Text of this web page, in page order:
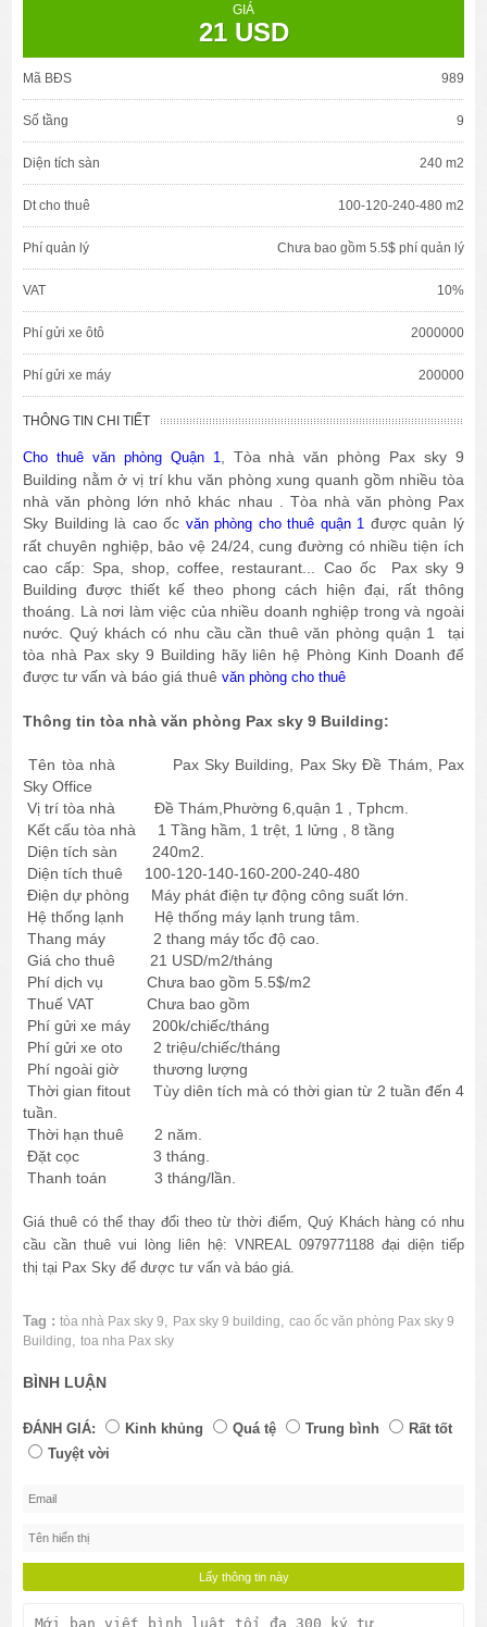
GIÁ
21 USD
Mã BĐS 989
Số tầng 9
Diện tích sàn 240 m2
Dt cho thuê 100-120-240-480 m2
Phí quản lý Chưa bao gồm 5.5$ phí quản lý
VAT 10%
Phí gửi xe ôtô 2000000
Phí gửi xe máy 200000
THÔNG TIN CHI TIẾT
Cho thuê văn phòng Quận 1
, Tòa nhà văn phòng Pax sky 9
Building nằm ở vị trí khu văn phòng xung quanh gồm nhiều tòa
nhà văn phòng lớn nhỏ khác nhau . Tòa nhà văn phòng Pax
Sky Building là cao ốc văn phòng cho thuê quận 1 được quản lý
rất chuyên nghiệp, bảo vệ 24/24, cung đường có nhiều tiện ích
cao cấp: Spa, shop, coffee, restaurant... Cao ốc Pax sky 9
Building được thiết kế theo phong cách hiện đại, rất thông
thoáng. Là nơi làm việc của nhiều doanh nghiệp trong và ngoài
nước. Quý khách có nhu cầu cần thuê văn phòng quận 1 tại
tòa nhà Pax sky 9 Building hãy liên hệ Phòng Kinh Doanh để
được tư vấn và báo giá thuêvăn phòng cho thuê
Thông tin tòa nhà văn phòng Pax sky 9 Building:
Tên tòa nhà Pax Sky Building, Pax Sky Đề Thám, Pax
Sky Office
Vị trí tòa nhà Đề Thám,Phường 6,quận 1 , Tphcm.
Kết cấu tòa nhà 1 Tầng hầm, 1 trệt, 1 lửng , 8 tầng
Diện tích sàn 240m2.
Diện tích thuê 100-120-140-160-200-240-480
Điện dự phòng Máy phát điện tự động công suất lớn.
Hệ thống lạnh Hệ thống máy lạnh trung tâm.
Thang máy 2 thang máy tốc độ cao.
Giá cho thuê 21 USD/m2/tháng
Phí dịch vụ Chưa bao gồm 5.5$/m2
Thuế VAT Chưa bao gồm
Phí gửi xe máy 200k/chiếc/tháng
Phí gửi xe oto 2 triệu/chiếc/tháng
Phí ngoài giờ thương lượng
Thời gian fitout Tùy diên tích mà có thời gian từ 2 tuần đến 4
tuần.
Thời hạn thuê 2 năm.
Đặt cọc 3 tháng.
Thanh toán 3 tháng/lần.
Giá thuê có thể thay đổi theo từ thời điểm, Quý Khách hàng có nhu
cầu cần thuê vui lòng liên hệ: VNREAL 0979771188 đại diện tiếp
thị tại Pax Sky để được tư vấn và báo giá.
Tag : tòa nhà Pax sky 9 Pax sky 9 building ,cao ốc văn phòng Pax sky 9
Building
,toa nha Pax sky
BÌNH LUẬN
ĐÁNH GIÁ: Kinh khủng Quá tệ Trung bình
Rất tốt
Tuyệt vời